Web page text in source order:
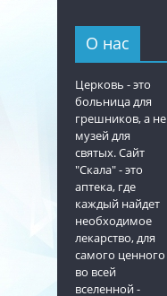
О нас
Церковь - это
больница для
грешников, а не
музей для
святых. Сайт
"Скала" - это
аптека, где
каждый найдет
необходимое
лекарство, для
самого ценного
во всей
вселенной -